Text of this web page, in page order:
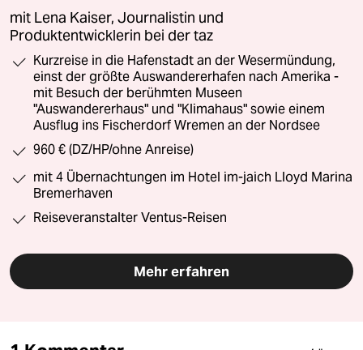
mit Lena Kaiser, Journalistin und
Produktentwicklerin bei der taz
Kurzreise in die Hafenstadt an der Wesermündung,
einst der größte Auswandererhafen nach Amerika -
mit Besuch der berühmten Museen
"Auswandererhaus" und "Klimahaus" sowie einem
Ausflug ins Fischerdorf Wremen an der Nordsee
960 € (DZ/HP/ohne Anreise)
mit 4 Übernachtungen im Hotel im-jaich Lloyd Marina
Bremerhaven
Reiseveranstalter Ventus-Reisen
Mehr erfahren